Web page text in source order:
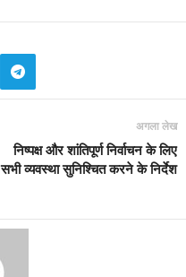
अगला लेख
निष्पक्ष और शांतिपूर्ण निर्वाचन के लिए
सभी व्यवस्था सुनिश्चित करने के निर्देश